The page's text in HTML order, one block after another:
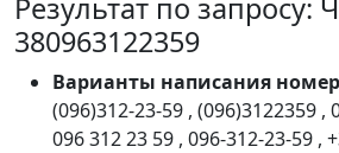
Результат по запросу:
380963122359
Варианты написания
(096)312-23-59 , (096)3122359 ,
096 312 23 59 , 096-312-23-59 ,